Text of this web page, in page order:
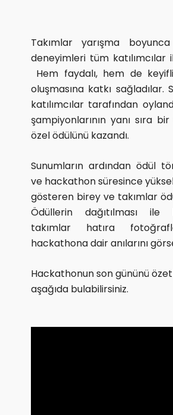
Takımlar yarışma boyunca
deneyimleri tüm katılımcılar
Hem faydalı, hem de
oluşmasına katkı sağladılar.
katılımcılar tarafından
şampiyonlarının yanı sıra
özel ödülünü kazandı.
Sunumların ardından ödül
ve hackathon süresince
gösteren birey ve takımlar
Ödüllerin dağıtılması
takımlar hatıra
hackathona dair anılarını
Hackathonun son gününü
aşağıda bulabilirsiniz.